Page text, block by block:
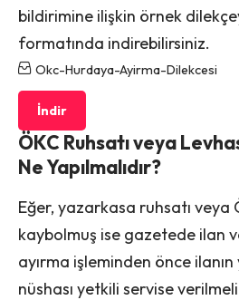
bildirimine ilişkin örnek
formatında indirebilirsiniz.
Okc-Hurdaya-Ayirma-Dilekcesi
İndir
ÖKC Ruhsatı veya
Ne Yapılmalıdır?
Eğer, yazarkasa ruhsatı veya
kaybolmuş ise gazetede ilan
ayırma işleminden önce
nüshası yetkili servise